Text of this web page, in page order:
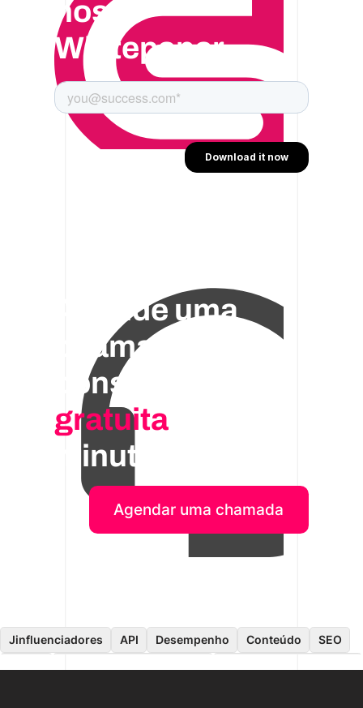
nosso
Whitepaper
Agende uma
chamada de
consultoria
gratuitade 30
minutos
Agendar uma chamada
Jinfluenciadores API Desempenho Conteúdo
SEO